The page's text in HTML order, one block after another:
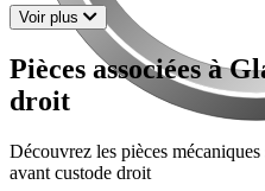
Voir plus
Pièces associées à
droit
Découvrez les pièces
avant custode droit